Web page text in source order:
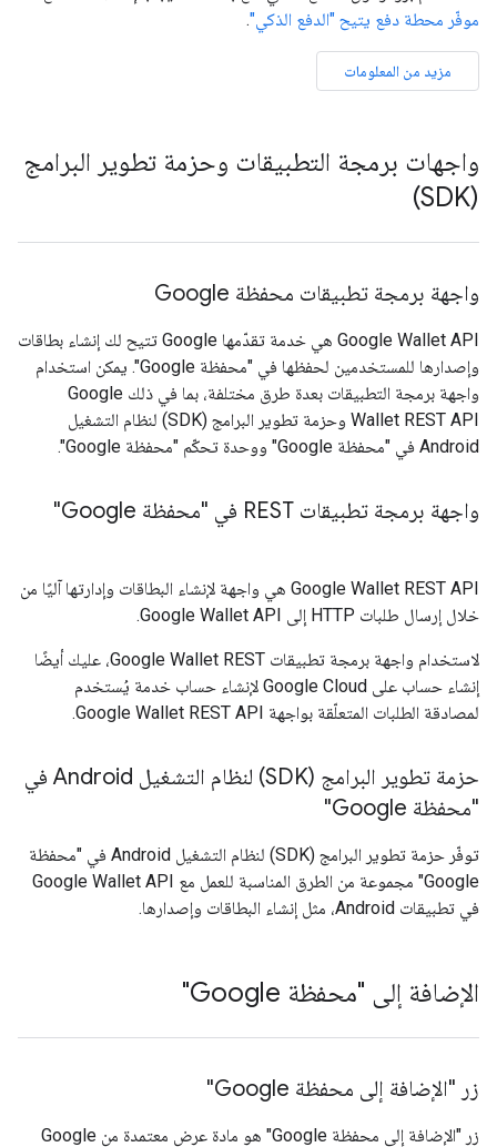
موفّر محطة دفع يتيح "الدفع الذكي".
مزيد من المعلومات
واجهات برمجة التطبيقات وحزمة تطوير البرامج
(SDK)
واجهة برمجة تطبيقات محفظة Google
Google Wallet API هي خدمة تقدّمها Google تتيح لك إنشاء بطاقات
وإصدارها للمستخدمين لحفظها في "محفظة Google". يمكن استخدام
واجهة برمجة التطبيقات بعدة طرق مختلفة، بما في ذلك Google
Wallet REST API وحزمة تطوير البرامج (SDK) لنظام التشغيل
Android في "محفظة Google" ووحدة تحكّم "محفظة Google".
واجهة برمجة تطبيقات REST في "محفظة Google"
Google Wallet REST API هي واجهة لإنشاء البطاقات وإدارتها آليًا من
خلال إرسال طلبات HTTP إلى Google Wallet API.
لاستخدام واجهة برمجة تطبيقات Google Wallet REST، عليك أيضًا
إنشاء حساب على Google Cloud لإنشاء حساب خدمة يُستخدم
لمصادقة الطلبات المتعلّقة بواجهة Google Wallet REST API.
حزمة تطوير البرامج (SDK) لنظام التشغيل Android في
"محفظة Google"
توفّر حزمة تطوير البرامج (SDK) لنظام التشغيل Android في "محفظة
Google" مجموعة من الطرق المناسبة للعمل مع Google Wallet API
في تطبيقات Android، مثل إنشاء البطاقات وإصدارها.
الإضافة إلى "محفظة Google"
زر "الإضافة إلى محفظة Google"
زر "الإضافة إلى محفظة Google" هو مادة عرض معتمدة من Google